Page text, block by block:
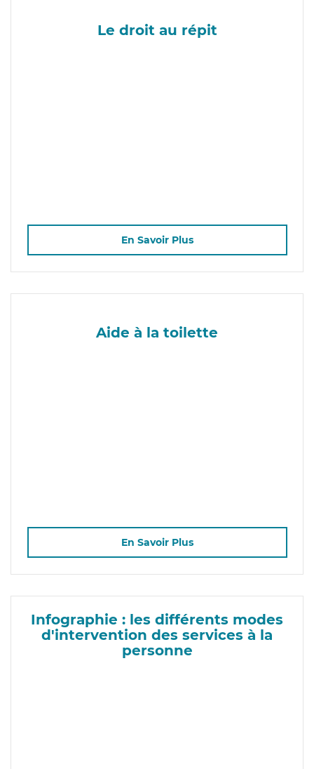
Le droit au répit
En Savoir Plus
Aide à la toilette
En Savoir Plus
Infographie : les différents modes
d'intervention des services à la
personne